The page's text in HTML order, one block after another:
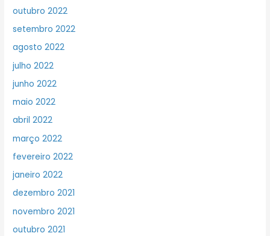
outubro 2022
setembro 2022
agosto 2022
julho 2022
junho 2022
maio 2022
abril 2022
março 2022
fevereiro 2022
janeiro 2022
dezembro 2021
novembro 2021
outubro 2021